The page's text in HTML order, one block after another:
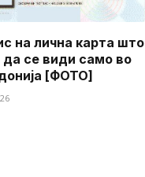
на лична карта што
се види само во
[ФОТО]